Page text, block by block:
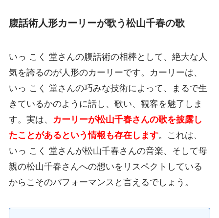
腹話術人形カーリーが歌う松山千春の歌
いっ こく 堂さんの腹話術の相棒として、絶大な人
気を誇るのが人形のカーリーです。カーリーは、
いっ こく 堂さんの巧みな技術によって、まるで生
きているかのように話し、歌い、観客を魅了しま
す。実は、
カーリーが松山千春さんの歌を披露し
たことがあるという情報も存在します。これは、
いっ こく 堂さんが松山千春さんの音楽、そして母
親の松山千春さんへの想いをリスペクトしている
からこそのパフォーマンスと言えるでしょう。